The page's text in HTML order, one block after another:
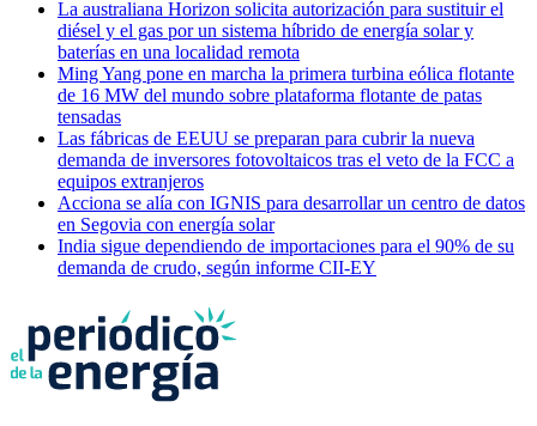
La australiana Horizon solicita autorización para sustituir el
diésel y el gas por un sistema híbrido de energía solar y
baterías en una localidad remota
Ming Yang pone en marcha la primera turbina eólica flotante
de 16 MW del mundo sobre plataforma flotante de patas
tensadas
Las fábricas de EEUU se preparan para cubrir la nueva
demanda de inversores fotovoltaicos tras el veto de la FCC a
equipos extranjeros
Acciona se alía con IGNIS para desarrollar un centro de datos
en Segovia con energía solar
India sigue dependiendo de importaciones para el 90% de su
demanda de crudo, según informe CII-EY